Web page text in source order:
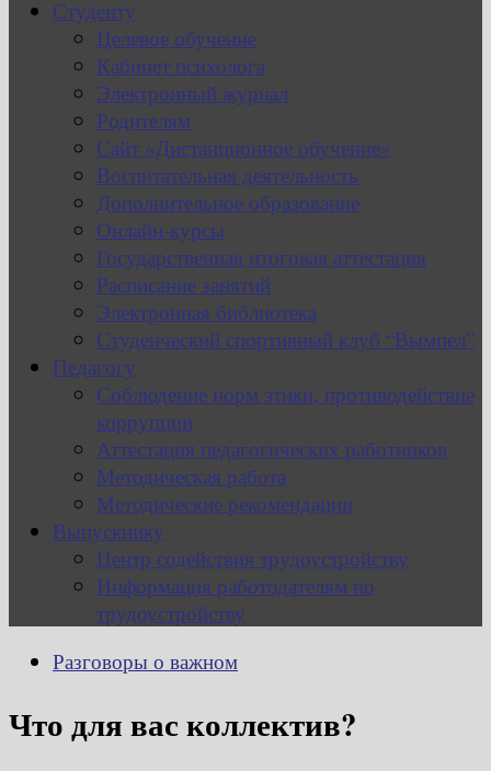
Студенту
Целевое обучение
Кабинет психолога
Электронный журнал
Родителям
Сайт «Дистанционное обучение»
Воспитательная деятельность
Дополнительное образование
Онлайн-курсы
Государственная итоговая аттестация
Расписание занятий
Электронная библиотека
Студенческий спортивный клуб “Вымпел”
Педагогу
Соблюдение норм этики, противодействие
коррупции
Аттестация педагогических работников
Методическая работа
Методические рекомендации
Выпускнику
Центр содействия трудоустройству
Информация работодателям по
трудоустройству
Разговоры о важном
Что для вас коллектив?